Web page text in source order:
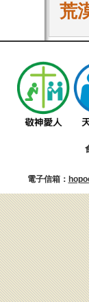
荒
電子信箱：